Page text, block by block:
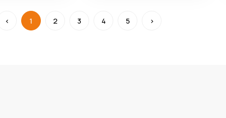
‹ 1 2 3 4 5 ›